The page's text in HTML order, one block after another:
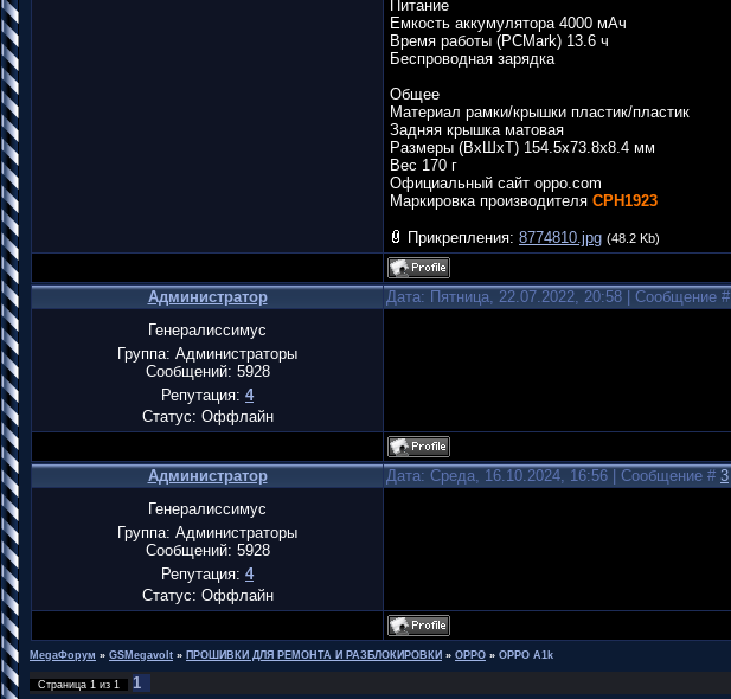
Питание
Емкость аккумулятора 4000 мАч
Время работы (PCMark) 13.6 ч
Беспроводная зарядка
Общее
Материал рамки/крышки пластик/пластик
Задняя крышка матовая
Размеры (ВхШхТ) 154.5x73.8x8.4 мм
Вес 170 г
Официальный сайт oppo.com
Маркировка производителя CPH1923
Прикрепления: 8774810.jpg (48.2 Kb)
Администратор Дата: Пятница, 22.07.2022, 20:58 | Сообщение #
Генералиссимус
Группа: Администраторы
Сообщений: 5928
Репутация: 4
Статус: Оффлайн
Администратор Дата: Среда, 16.10.2024, 16:56 | Сообщение # 3
Генералиссимус
Группа: Администраторы
Сообщений: 5928
Репутация: 4
Статус: Оффлайн
MegaФорум » GSMegavolt » ПРОШИВКИ ДЛЯ РЕМОНТА И РАЗБЛОКИРОВКИ » OPPO » OPPO A1k
Страница 1 из 1 1